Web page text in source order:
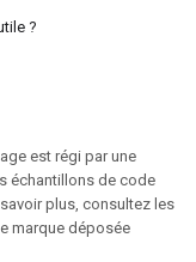
?
est régi par une
échantillons de code
savoir plus, consultez les
marque déposée